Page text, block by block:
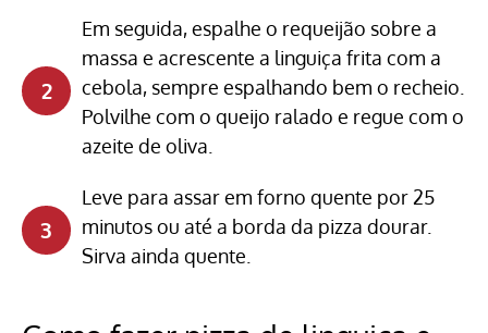
Em seguida, espalhe o requeijão sobre a
massa e acrescente a linguiça frita com a
cebola, sempre espalhando bem o recheio.
Polvilhe com o queijo ralado e regue com o
azeite de oliva.
Leve para assar em forno quente por 25
minutos ou até a borda da pizza dourar.
Sirva ainda quente.